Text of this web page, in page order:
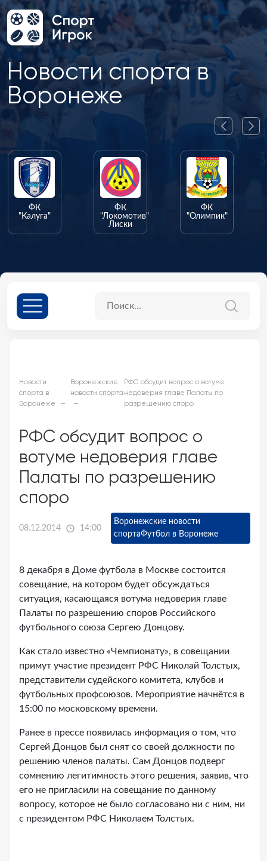
Новости спорта в
Воронеже
ФК
"Калуга"
ФК
"Локомотив"
Лиски
ФК
"Олимпик"
Новости
спорта в
Воронеже
Воронежские
новости спорта
РФС обсудит вопрос о вотуме
недоверия главе Палаты по
разрешению споро
РФС обсудит вопрос о
вотуме недоверия главе
Палаты по разрешению
споро
08.12.2014 14:00
Воронежские новости
спортаФутбол в Воронеже
8 декабря в Доме футбола в Москве состоится
совещание, на котором будет обсуждаться
ситуация, касающаяся вотума недоверия главе
Палаты по разрешению споров Российского
футбольного союза Сергею Донцову.
Как стало известно «Чемпионату», в совещании
примут участие президент РФС Николай Толстых,
представители судейского комитета, клубов и
футбольных профсоюзов. Мероприятие начнётся в
15:00 по московскому времени.
Ранее в прессе появилась информация о том, что
Сергей Донцов был снят со своей должности по
решению членов палаты. Сам Донцов подверг
сомнению легитимность этого решения, заявив, что
его не пригласили на совещание по данному
вопросу, которое не было согласовано ни с ним, ни
с президентом РФС Николаем Толстых.